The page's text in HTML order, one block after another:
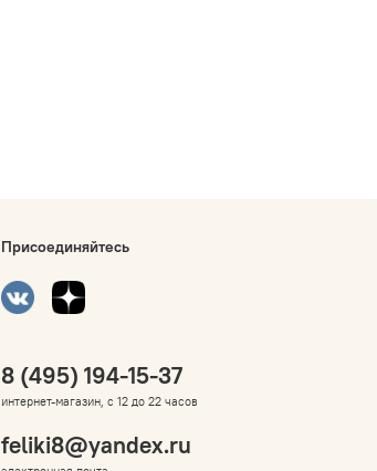
Присоединяйтесь
8 (495) 194-15-37
интернет-магазин, с 12 до 22 часов
feliki8@yandex.ru